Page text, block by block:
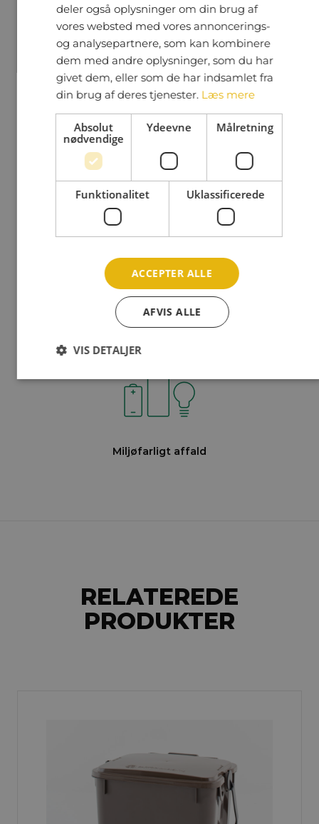
Overjordiske containere
Indendørs affaldshåndtering
Miljøfarligt affald
RELATEREDE
PRODUKTER
deler også oplysninger om din brug af
vores websted med vores annoncerings-
og analysepartnere, som kan kombinere
dem med andre oplysninger, som du har
givet dem, eller som de har indsamlet fra
din brug af deres tjenester. Læs mere
Absolut
nødvendige
Ydeevne Målretning
Funktionalitet Uklassificerede
ACCEPTER ALLE
AFVIS ALLE
VIS DETALJER